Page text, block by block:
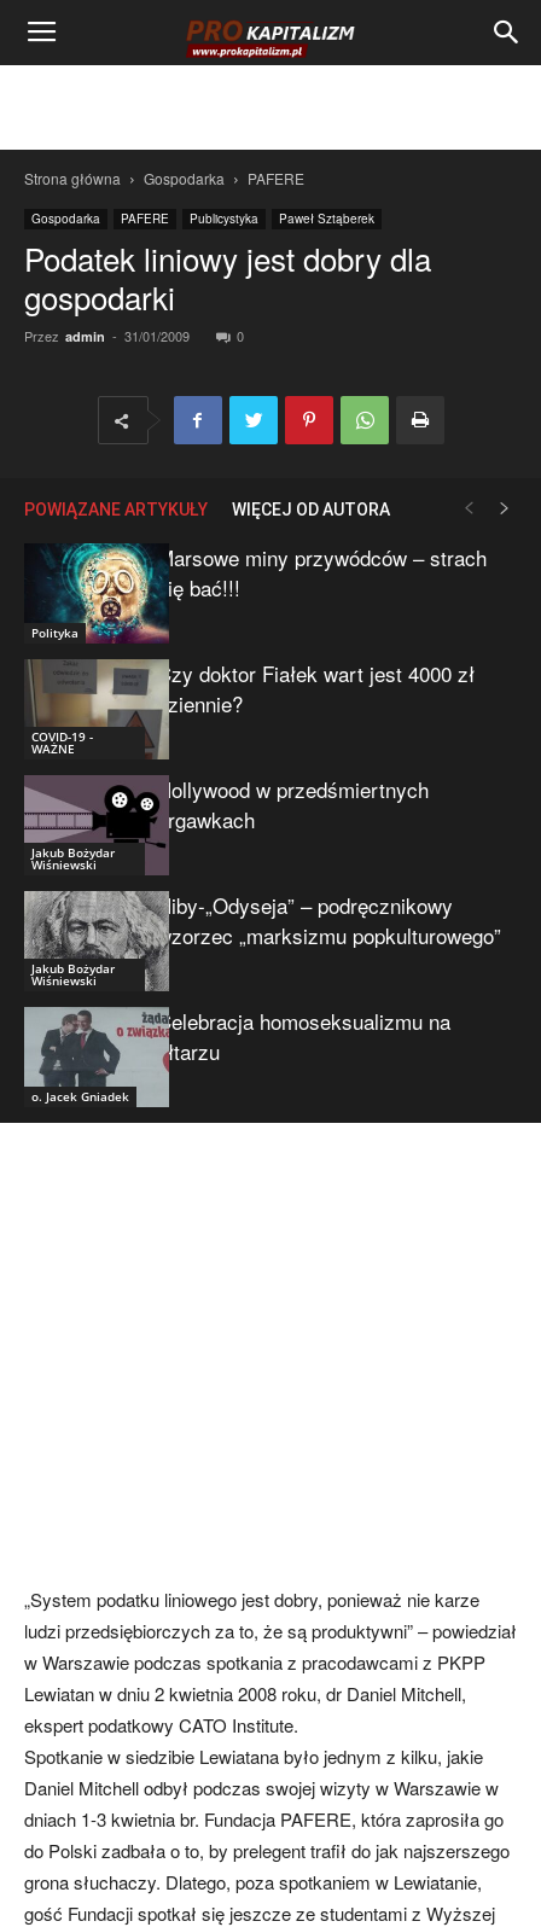
Strona główna Gospodarka PAFERE
Gospodarka PAFERE Publicystyka Paweł Sztąberek
Podatek liniowy jest dobry dla
gospodarki
Przez admin - 31/01/2009 0
POWIĄZANE ARTYKUŁY WIĘCEJ OD AUTORA
Polityka
Marsowe miny przywódców – strach
się bać!!!
COVID-19 -
WAŻNE
Czy doktor Fiałek wart jest 4000 zł
dziennie?
Jakub Bożydar
Wiśniewski
Hollywood w przedśmiertnych
drgawkach
Jakub Bożydar
Wiśniewski
Niby-„Odyseja” – podręcznikowy
wzorzec „marksizmu popkulturowego”
o. Jacek Gniadek
Celebracja homoseksualizmu na
ołtarzu
„System podatku liniowego jest dobry, ponieważ nie karze
ludzi przedsiębiorczych za to, że są produktywni” – powiedział
w Warszawie podczas spotkania z pracodawcami z PKPP
Lewiatan w dniu 2 kwietnia 2008 roku, dr Daniel Mitchell,
ekspert podatkowy CATO Institute.
Spotkanie w siedzibie Lewiatana było jednym z kilku, jakie
Daniel Mitchell odbył podczas swojej wizyty w Warszawie w
dniach 1-3 kwietnia br. Fundacja PAFERE, która zaprosiła go
do Polski zadbała o to, by prelegent trafił do jak najszerszego
grona słuchaczy. Dlatego, poza spotkaniem w Lewiatanie,
gość Fundacji spotkał się jeszcze ze studentami z Wyższej